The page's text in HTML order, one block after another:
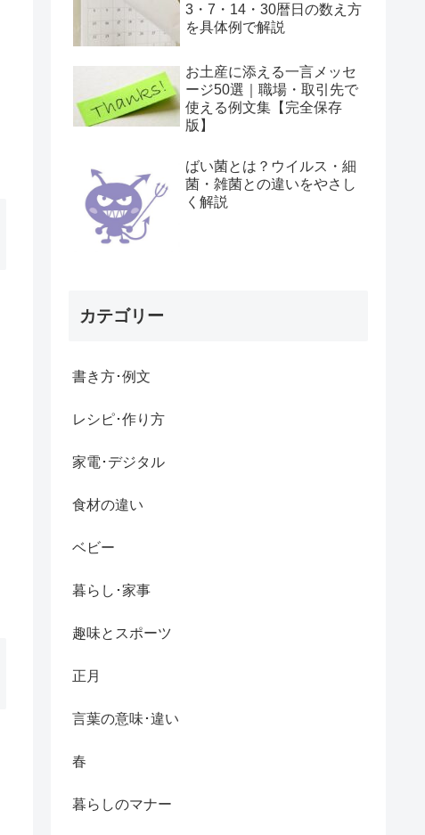
3・7・14・30暦日の数え方
を具体例で解説
お土産に添える一言メッセ
ージ50選｜職場・取引先で
使える例文集【完全保存
版】
ばい菌とは？ウイルス・細
菌・雑菌との違いをやさし
く解説
カテゴリー
書き方･例文
レシピ･作り方
家電･デジタル
食材の違い
ベビー
暮らし･家事
趣味とスポーツ
正月
言葉の意味･違い
春
暮らしのマナー